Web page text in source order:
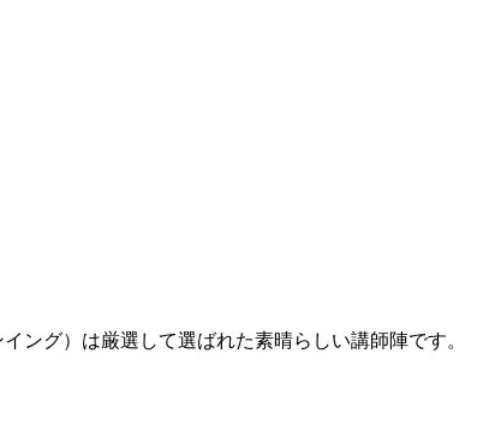
ング）は厳選して選ばれた素晴らしい講師陣です。